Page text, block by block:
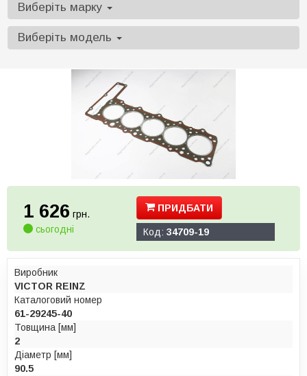
Виберіть марку
Виберіть модель
1 626 грн.
сьогодні
ПРИДБАТИ
Код: 34709-19
Виробник
VICTOR REINZ
Каталоговий номер
61-29245-40
Товщина [мм]
2
Діаметр [мм]
90.5